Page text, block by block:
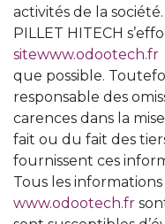
activités de la société.
PILLET HITECH
sitewww.odootech.fr
que possible.
responsable des
carences dans la
fait ou du fait des
fournissent ces
Tous les
www.odootech.fr